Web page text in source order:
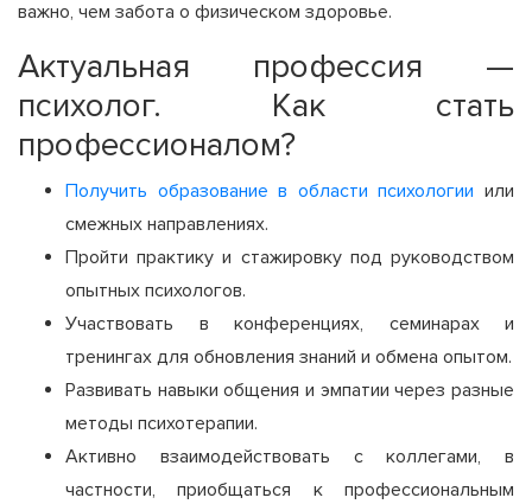
важно, чем забота о физическом здоровье.
Актуальная профессия —
психолог. Как стать
профессионалом?
Получить образование в области психологии или
смежных направлениях.
Пройти практику и стажировку под руководством
опытных психологов.
Участвовать в конференциях, семинарах и
тренингах для обновления знаний и обмена опытом.
Развивать навыки общения и эмпатии через разные
методы психотерапии.
Активно взаимодействовать с коллегами, в
частности, приобщаться к профессиональным